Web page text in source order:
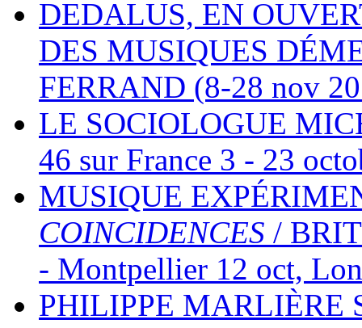
DEDALUS, EN
DES MUSIQUES
FERRAND (8-28 nov
LE SOCIOLOGUE
46 sur France 3 - 23
MUSIQUE
COINCIDENCES /
- Montpellier 12 oct,
PHILIPPE MARLIÈRE